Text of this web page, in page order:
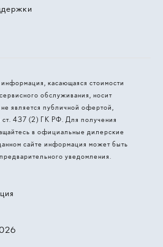
касающаяся стоимости
обслуживания, носит
является публичной офертой,
437 (2) ГК РФ. Для получения
в официальные дилерские
сайте информация может быть
уведомления.